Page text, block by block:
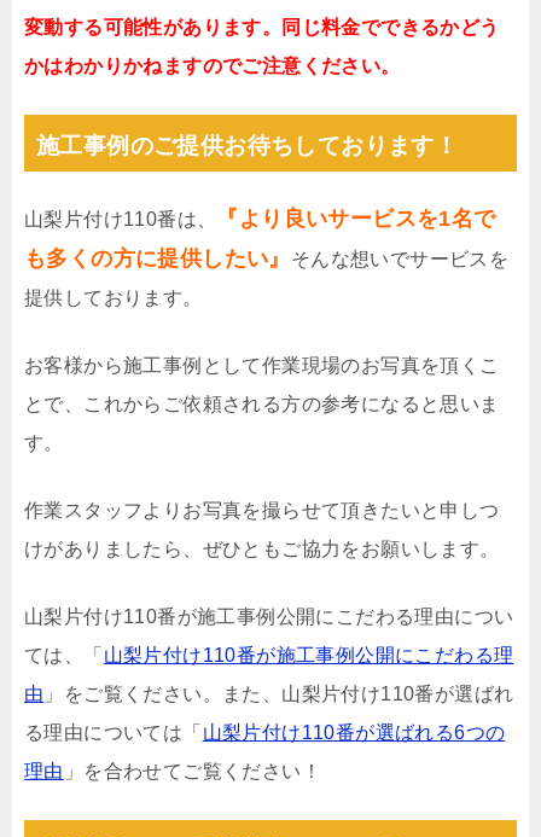
変動する可能性があります。同じ料金でできるかどう
かはわかりかねますのでご注意ください。
施工事例のご提供お待ちしております！
山梨片付け110番は、
『より良いサービスを1名で
も多くの方に提供したい』
そんな想いでサービスを
提供しております。
お客様から施工事例として作業現場のお写真を頂くこ
とで、これからご依頼される方の参考になると思いま
す。
作業スタッフよりお写真を撮らせて頂きたいと申しつ
けがありましたら、ぜひともご協力をお願いします。
山梨片付け110番が施工事例公開にこだわる理由につい
ては、「 山梨片付け110番が施工事例公開にこだわる理
由 」をご覧ください。また、山梨片付け110番が選ばれ
る理由については「 山梨片付け110番が選ばれる6つの
理由 」を合わせてご覧ください！